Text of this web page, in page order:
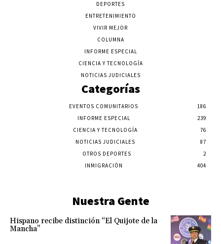
DEPORTES
ENTRETENIMIENTO
VIVIR MEJOR
COLUMNA
INFORME ESPECIAL
CIENCIA Y TECNOLOGÍA
NOTICIAS JUDICIALES
Categorías
EVENTOS COMUNITARIOS
186
INFORME ESPECIAL
239
CIENCIA Y TECNOLOGÍA
76
NOTICIAS JUDICIALES
87
OTROS DEPORTES
2
INMIGRACIÓN
404
Nuestra Gente
Hispano recibe distinción “El Quijote de la
Mancha”